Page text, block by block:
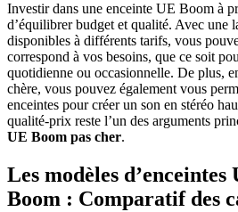
Investir dans une enceinte UE Boom à
d’équilibrer budget et qualité. Avec une
disponibles à différents tarifs, vous
correspond à vos besoins, que ce soit
quotidienne ou occasionnelle. De plus,
chère, vous pouvez également vous
enceintes pour créer un son en stéréo
qualité-prix reste l’un des arguments
UE Boom pas cher.
Les modèles
Boom : Comparatif des